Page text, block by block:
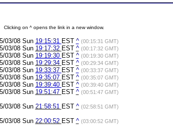
Clicking on ^ opens the link in a new window.
03/08 Sun 19:15:31 EST ^ (00:15:31 GMT)
03/08 Sun 19:17:32 EST ^ (00:17:32 GMT)
03/08 Sun 19:19:30 EST ^ (00:19:30 GMT)
03/08 Sun 19:29:34 EST ^ (00:29:34 GMT)
03/08 Sun 19:33:37 EST ^ (00:33:37 GMT)
03/08 Sun 19:35:07 EST ^ (00:35:07 GMT)
03/08 Sun 19:39:40 EST ^ (00:39:40 GMT)
03/08 Sun 19:51:47 EST ^ (00:51:47 GMT)
03/08 Sun 21:58:51 EST ^ (02:58:51 GMT)
03/08 Sun 22:00:52 EST ^ (03:00:52 GMT)